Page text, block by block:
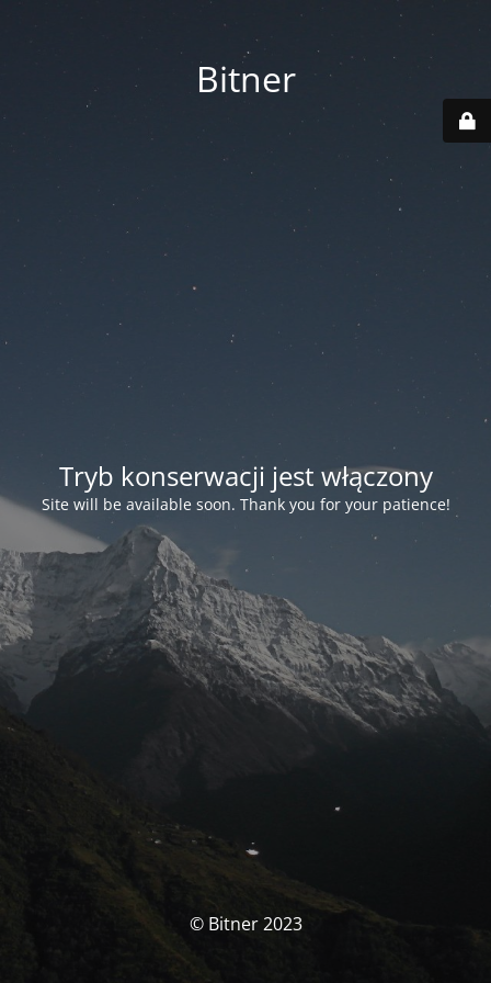
Bitner
Tryb konserwacji jest włączony
Site will be available soon. Thank you for your patience!
© Bitner 2023